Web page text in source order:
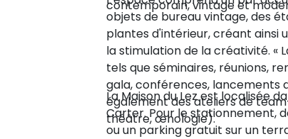
contemporain, vintage et
objets de bureau vintage, des
plantes d'intérieur, créant ainsi
la stimulation de la créativité. «
tels que séminaires, réunions,
gala, conférences, lancements
également des ateliers de
théâtre, œnologie).
La Maison du Lez est localisée
Carter. Pour le stationnement,
ou un parking gratuit sur un